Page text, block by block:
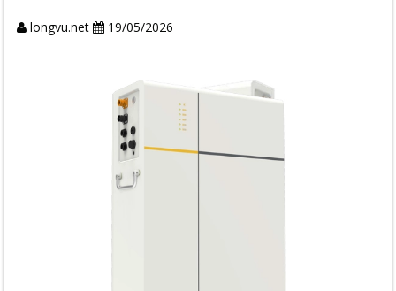
longvu.net 19/05/2026